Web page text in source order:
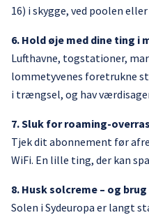
16) i skygge, ved poolen
6. Hold øje med dine ting i
Lufthavne, togstationer,
lommetyvenes foretrukne
i trængsel, og hav
7. Sluk for roaming-
Tjek dit abonnement før
WiFi. En lille ting, der kan
8. Husk solcreme – og
Solen i Sydeuropa er langt